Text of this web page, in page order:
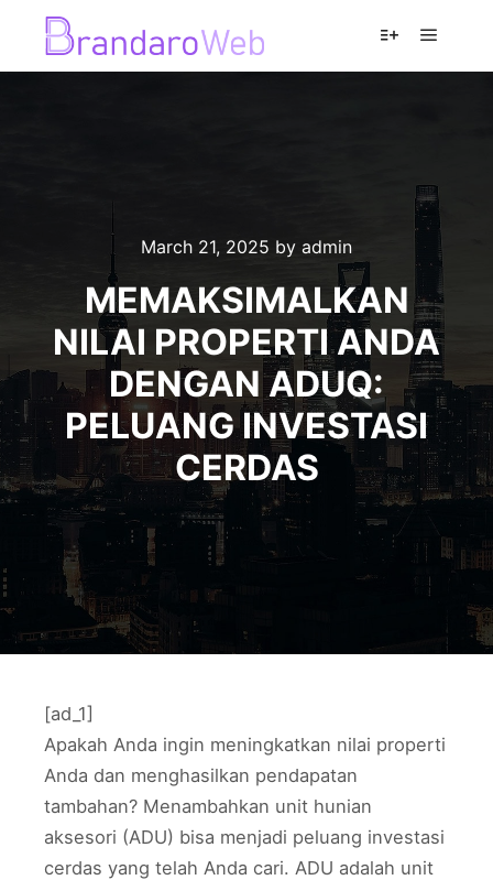
March 21, 2025 by admin
MEMAKSIMALKAN
NILAI PROPERTI ANDA
DENGAN ADUQ:
PELUANG INVESTASI
CERDAS
[ad_1]
Apakah Anda ingin meningkatkan nilai properti
Anda dan menghasilkan pendapatan
tambahan? Menambahkan unit hunian
aksesori (ADU) bisa menjadi peluang investasi
cerdas yang telah Anda cari. ADU adalah unit